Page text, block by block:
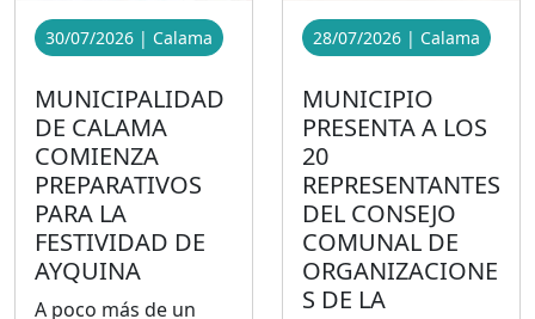
30/07/2026 | Calama
MUNICIPALIDAD
DE CALAMA
COMIENZA
PREPARATIVOS
PARA LA
FESTIVIDAD DE
AYQUINA
A poco más de un
28/07/2026 | Calama
MUNICIPIO
PRESENTA A LOS
20
REPRESENTANTES
DEL CONSEJO
COMUNAL DE
ORGANIZACIONE
S DE LA